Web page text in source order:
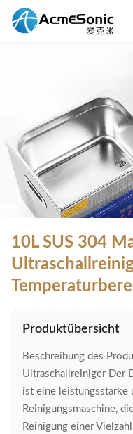
10L SUS 304
Produktübersicht
Beschreibung des
Ultraschallreiniger Der
ist eine leistungsstarke
Reinigungsmaschine,
Reinigung einer